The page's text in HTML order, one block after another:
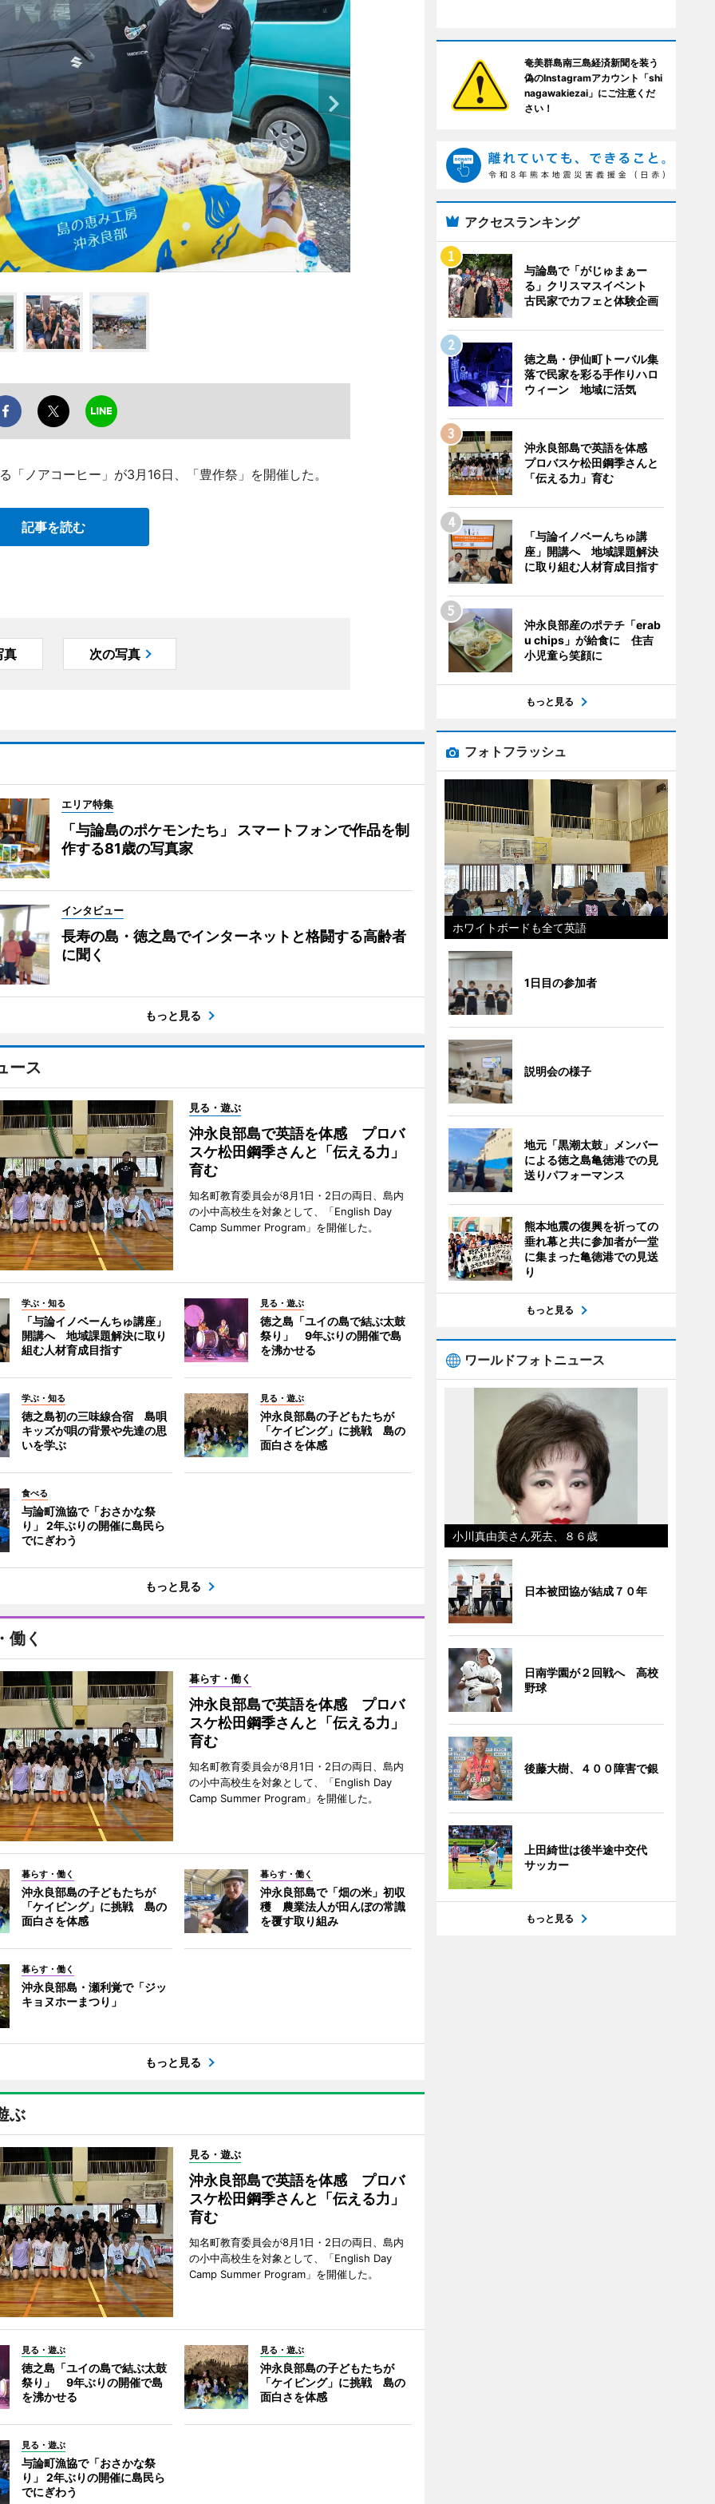
ノアコーヒー」が3月16日、「豊作祭」を開催した。
記事を読む
真 次の写真
エリア特集
「与論島のポケモンたち」 スマートフォンで作品を制
作する81歳の写真家
インタビュー
長寿の島・徳之島でインターネットと格闘する高齢者
に聞く
もっと見る
ース
見る・遊ぶ
沖永良部島で英語を体感 プロバ
スケ松田鋼季さんと「伝える力」
育む
知名町教育委員会が8月1日・2日の両日、島内
の小中高校生を対象として、「English Day
Camp Summer Program」を開催した。
学ぶ・知る
「与論イノベーんちゅ講座」
開講へ 地域課題解決に取り
組む人材育成目指す
見る・遊ぶ
徳之島「ユイの島で結ぶ太鼓
祭り」 9年ぶりの開催で島
を沸かせる
学ぶ・知る
徳之島初の三味線合宿 島唄
キッズが唄の背景や先達の思
いを学ぶ
見る・遊ぶ
沖永良部島の子どもたちが
「ケイビング」に挑戦 島の
面白さを体感
食べる
与論町漁協で「おさかな祭
り」 2年ぶりの開催に島民ら
でにぎわう
もっと見る
働く
暮らす・働く
沖永良部島で英語を体感 プロバ
スケ松田鋼季さんと「伝える力」
育む
知名町教育委員会が8月1日・2日の両日、島内
の小中高校生を対象として、「English Day
Camp Summer Program」を開催した。
暮らす・働く
沖永良部島の子どもたちが
「ケイビング」に挑戦 島の
面白さを体感
暮らす・働く
沖永良部島で「畑の米」初収
穫 農業法人が田んぼの常識
を覆す取り組み
暮らす・働く
沖永良部島・瀬利覚で「ジッ
キョヌホーまつり」
もっと見る
ぶ
見る・遊ぶ
沖永良部島で英語を体感 プロバ
スケ松田鋼季さんと「伝える力」
育む
知名町教育委員会が8月1日・2日の両日、島内
の小中高校生を対象として、「English Day
Camp Summer Program」を開催した。
見る・遊ぶ
徳之島「ユイの島で結ぶ太鼓
祭り」 9年ぶりの開催で島
を沸かせる
見る・遊ぶ
沖永良部島の子どもたちが
「ケイビング」に挑戦 島の
面白さを体感
見る・遊ぶ
与論町漁協で「おさかな祭
り」 2年ぶりの開催に島民ら
でにぎわう
奄美群島南三島経済新聞を装う
偽のInstagramアカウント「shi
nagawakiezai」にご注意くだ
さい！
アクセスランキング
与論島で「がじゅまぁー
る」クリスマスイベント
古民家でカフェと体験企画
徳之島・伊仙町トーバル集
落で民家を彩る手作りハロ
ウィーン 地域に活気
沖永良部島で英語を体感
プロバスケ松田鋼季さんと
「伝える力」育む
「与論イノベーんちゅ講
座」開講へ 地域課題解決
に取り組む人材育成目指す
沖永良部産のポテチ「erab
u chips」が給食に 住吉
小児童ら笑顔に
もっと見る
フォトフラッシュ
ホワイトボードも全て英語
1日目の参加者
説明会の様子
地元「黒潮太鼓」メンバー
による徳之島亀徳港での見
送りパフォーマンス
熊本地震の復興を祈っての
垂れ幕と共に参加者が一堂
に集まった亀徳港での見送
り
もっと見る
ワールドフォトニュース
小川真由美さん死去、８６歳
日本被団協が結成７０年
日南学園が２回戦へ 高校
野球
後藤大樹、４００障害で銀
上田綺世は後半途中交代
サッカー
もっと見る